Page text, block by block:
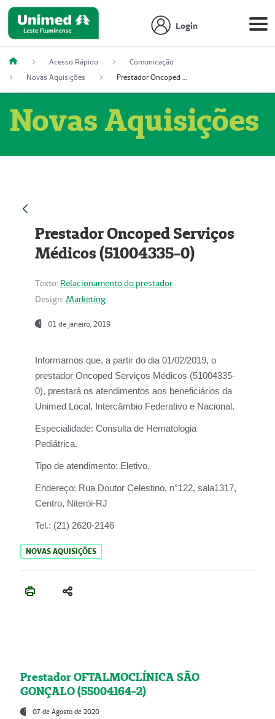
Login
Acesso Rápido
Comunicação
Novas Aquisições
Prestador Oncoped Serviços Médicos (51004335-0)
Novas Aquisições
Prestador Oncoped Serviços
Médicos (51004335-0)
Texto: Relacionamento do prestador
Design: Marketing
01 de janeiro, 2019
Informamos que, a partir do dia 01/02/2019, o
prestador Oncoped Serviços Médicos (51004335-
0), prestará os atendimentos aos beneficiários da
Unimed Local, Intercâmbio Federativo e Nacional.
Especialidade: Consulta de Hematologia
Pediátrica.
Tipo de atendimento: Eletivo.
Endereço: Rua Doutor Celestino, n°122, sala1317,
Centro, Niterói-RJ
Tel.: (21) 2620-2146
NOVAS AQUISIÇÕES
Prestador OFTALMOCLÍNICA SÃO
GONÇALO (55004164-2)
07 de Agosto de 2020